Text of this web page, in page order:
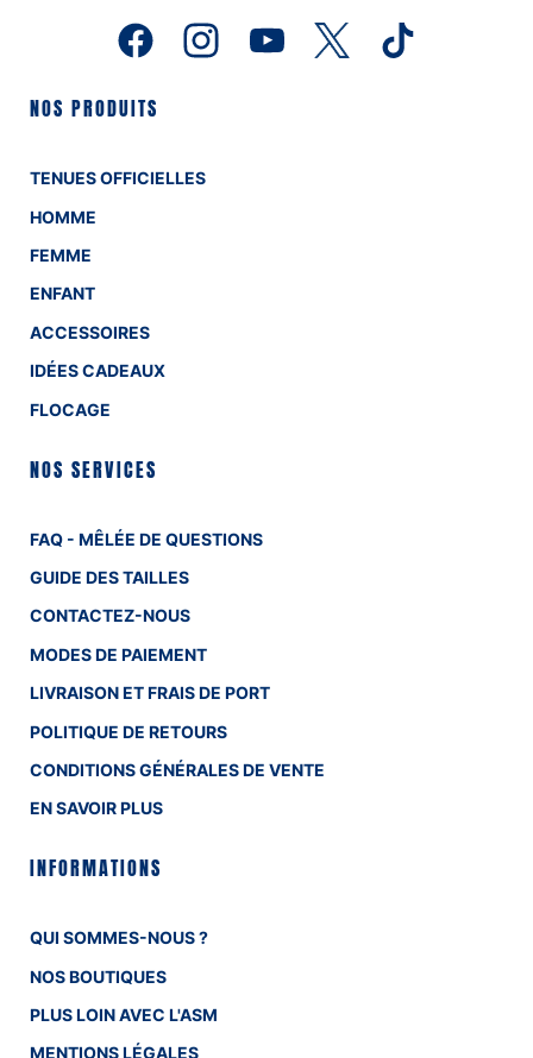
NOS PRODUITS
TENUES OFFICIELLES
HOMME
FEMME
ENFANT
ACCESSOIRES
IDÉES CADEAUX
FLOCAGE
NOS SERVICES
FAQ - MÊLÉE DE QUESTIONS
GUIDE DES TAILLES
CONTACTEZ-NOUS
MODES DE PAIEMENT
LIVRAISON ET FRAIS DE PORT
POLITIQUE DE RETOURS
CONDITIONS GÉNÉRALES DE VENTE
EN SAVOIR PLUS
INFORMATIONS
QUI SOMMES-NOUS ?
NOS BOUTIQUES
PLUS LOIN AVEC L'ASM
MENTIONS LÉGALES